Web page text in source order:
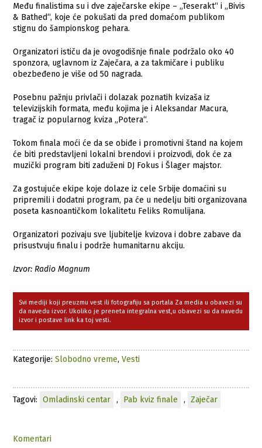
Među finalistima su i dve zaječarske ekipe – „Teserakt“ i „Bivis
& Bathed“, koje će pokušati da pred domaćom publikom
stignu do šampionskog pehara.
Organizatori ističu da je ovogodišnje finale podržalo oko 40
sponzora, uglavnom iz Zaječara, a za takmičare i publiku
obezbeđeno je više od 50 nagrada.
Posebnu pažnju privlači i dolazak poznatih kvizaša iz
televizijskih formata, među kojima je i Aleksandar Macura,
tragač iz popularnog kviza „Potera“.
Tokom finala moći će da se obiđe i promotivni štand na kojem
će biti predstavljeni lokalni brendovi i proizvodi, dok će za
muzički program biti zaduženi DJ Fokus i Šlager majstor.
Za gostujuće ekipe koje dolaze iz cele Srbije domaćini su
pripremili i dodatni program, pa će u nedelju biti organizovana
poseta kasnoantičkom lokalitetu Feliks Romulijana.
Organizatori pozivaju sve ljubitelje kvizova i dobre zabave da
prisustvuju finalu i podrže humanitarnu akciju.
Izvor: Radio Magnum
Svi mediji koji preuzmu vest ili fotografiju sa portala Za media u obavezi su
da navedu izvor. Ukoliko je preneta integralna vest,u obavezi su da navedu
izvor i postave link ka toj vesti.
Kategorije:Slobodno vreme,Vesti
Tagovi: Omladinski centar , Pab kviz finale , Zaječar
Komentari